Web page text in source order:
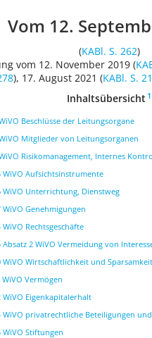
Vom 12.
(KABl. S. 262)
vom 12. November 2019 (
), 17. August 2021 (KABl. S.
Inhaltsübersicht 1
Beschlüsse der Leitungsorgane
Mitglieder von Leitungsorganen
Risikomanagement, Internes
WiVO Aufsichtsinstrumente
WiVO Unterrichtung, Dienstweg
WiVO Genehmigungen
WiVO Rechtsgeschäfte
Absatz 2 WiVO Vermeidung von
WiVO Wirtschaftlichkeit und Sparsamkeit
WiVO Vermögen
WiVO Eigenkapitalerhalt
WiVO privatrechtliche Beteiligungen
WiVO Stiftungen